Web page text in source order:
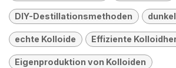
DIY-Destillationsmethoden
echte Kolloide Effiziente
Eigenproduktion von Kolloiden